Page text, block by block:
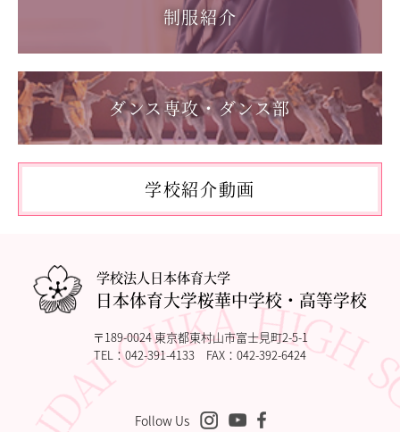
個人情報保護
「59th Japan Rookies Cup 2026」に出場しました。
2026.05.17
「第62回東日本選手権大会」に出場しました。
2026.05.10
「国民スポーツ大会東京都予選」に出場しました。
2026.05.03
「THE DANCE WORLDS 2026」に出場しました。
2026.04.27
制服紹介
ダンス専攻・ダンス部
学校紹介動画
学校法人日本体育大学
日本体育大学桜華中学校・高等学校
〒189-0024 東京都東村山市富士見町2-5-1
TEL：042-391-4133 FAX：042-392-6424
Follow Us